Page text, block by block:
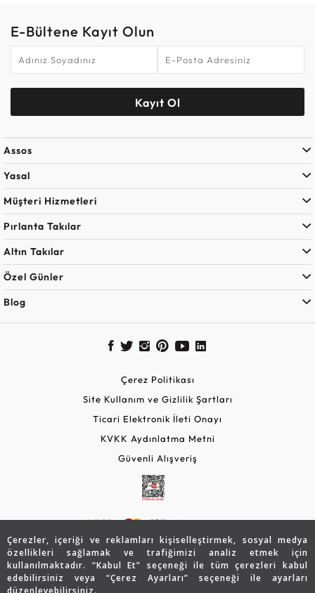
Çerezler, içeriği ve reklamları kişiselleştirmek, sosyal medya
özellikleri sağlamak ve trafiğimizi analiz etmek için
kullanılmaktadır. “Kabul Et” seçeneği ile tüm çerezleri kabul
edebilirsiniz veya “Çerez Ayarları” seçeneği ile ayarları
düzenleyebilirsiniz.
E-Bültene Kayıt Olun
Kayıt Ol
Assos
Yasal
Müşteri Hizmetleri
Pırlanta Takılar
Altın Takılar
Özel Günler
Blog
© 2026 Assos Diamond
Çerez Politikası
Site Kullanım ve Gizlilik Şartları
Ticari Elektronik İleti Onayı
KVKK Aydınlatma Metni
Güvenli Alışveriş